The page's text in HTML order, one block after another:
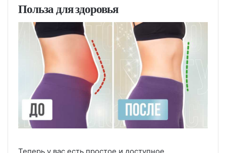
Польза для здоровья